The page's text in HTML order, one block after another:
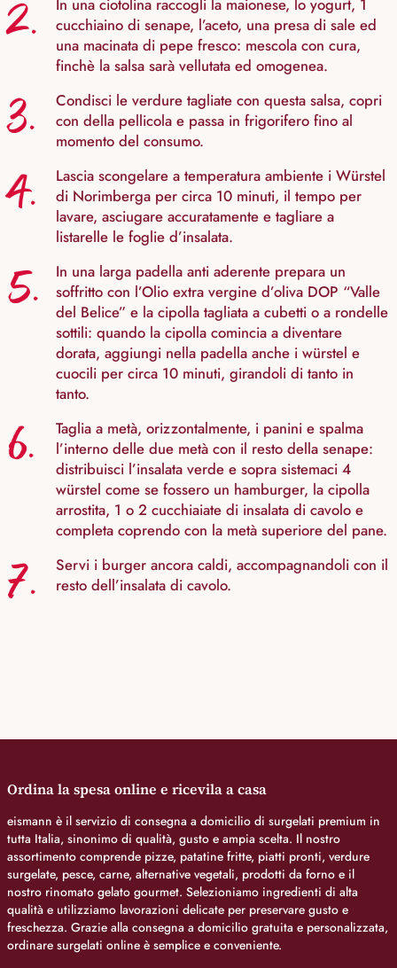
2.
In una ciotolina raccogli la maionese, lo yogurt, 1
cucchiaino di senape, l’aceto, una presa di sale ed
una macinata di pepe fresco: mescola con cura,
finchè la salsa sarà vellutata ed omogenea.
3.
Condisci le verdure tagliate con questa salsa, copri
con della pellicola e passa in frigorifero fino al
momento del consumo.
4.
Lascia scongelare a temperatura ambiente i Würstel
di Norimberga per circa 10 minuti, il tempo per
lavare, asciugare accuratamente e tagliare a
listarelle le foglie d’insalata.
5.
In una larga padella anti aderente prepara un
soffritto con l’Olio extra vergine d’oliva DOP “Valle
del Belice” e la cipolla tagliata a cubetti o a rondelle
sottili: quando la cipolla comincia a diventare
dorata, aggiungi nella padella anche i würstel e
cuocili per circa 10 minuti, girandoli di tanto in
tanto.
6.
Taglia a metà, orizzontalmente, i panini e spalma
l’interno delle due metà con il resto della senape:
distribuisci l’insalata verde e sopra sistemaci 4
würstel come se fossero un hamburger, la cipolla
arrostita, 1 o 2 cucchiaiate di insalata di cavolo e
completa coprendo con la metà superiore del pane.
7.
Servi i burger ancora caldi, accompagnandoli con il
resto dell’insalata di cavolo.
Ordina la spesa online e ricevila a casa
eismann è il servizio di consegna a domicilio di surgelati premium in
tutta Italia, sinonimo di qualità, gusto e ampia scelta. Il nostro
assortimento comprende pizze, patatine fritte, piatti pronti, verdure
surgelate, pesce, carne, alternative vegetali, prodotti da forno e il
nostro rinomato gelato gourmet. Selezioniamo ingredienti di alta
qualità e utilizziamo lavorazioni delicate per preservare gusto e
freschezza. Grazie alla consegna a domicilio gratuita e personalizzata,
ordinare surgelati online è semplice e conveniente.